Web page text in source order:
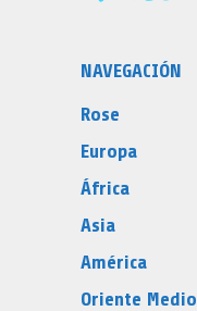
NAVEGACIÓN
Rose
Europa
África
Asia
América
Oriente Medio